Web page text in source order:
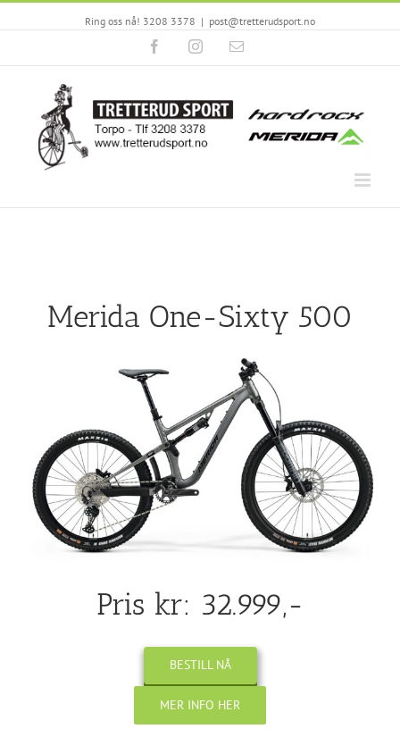
Ring oss nå! 3208 3378 | post@tretterudsport.no
FacebookInstagramEmail
Merida One-Sixty 500
Pris kr: 32.999,-
BESTILL NÅ
MER INFO HER